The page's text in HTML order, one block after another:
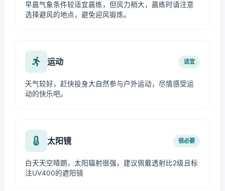
早晨气象条件较适宜晨练，但风力稍大，晨练时请注意
选择避风的地点，避免迎风锻炼。
运动 适宜
天气较好，赶快投身大自然参与户外运动，尽情感受运
动的快乐吧。
太阳镜 很必要
白天天空晴朗，太阳辐射很强，建议佩戴透射比2级且标
注UV400的遮阳镜